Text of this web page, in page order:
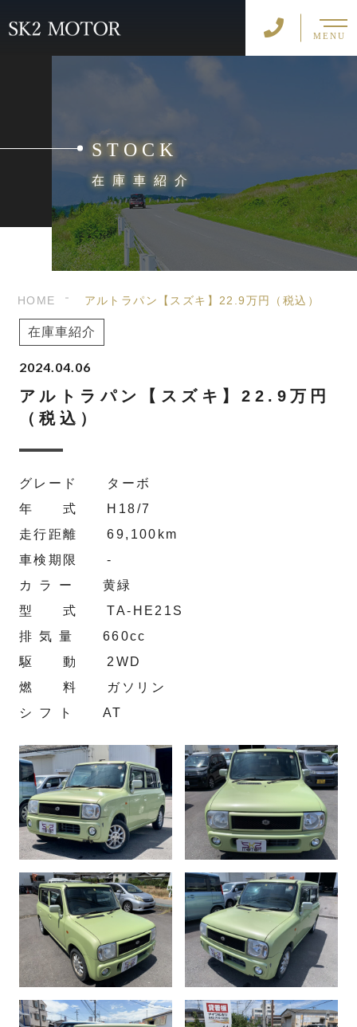
MENU
STOCK
在庫車紹介
HOME アルトラパン【スズキ】22.9万円（税込）
在庫車紹介
2024.04.06
アルトラパン【スズキ】22.9万円
（税込）
グレード ターボ
年 式 H18/7
走行距離 69,100km
車検期限 -
カ ラ ー 黄緑
型 式 TA-HE21S
排 気 量 660cc
駆 動 2WD
燃 料 ガソリン
シ フ ト AT